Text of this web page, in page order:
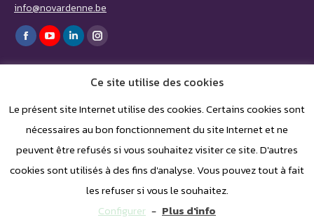
info@novardenne.be
Trouvez nous sur :
Facebook
page
in
new
window
YouTube
page
in
new
window
LinkedIn
page
opens
in
new
window
Instagram
page
opens
in
new
window
Ce site utilise des cookies
Le présent site Internet utilise des cookies. Certains cookies sont
nécessaires au bon fonctionnement du site Internet et ne
peuvent être refusés si vous souhaitez visiter ce site. D'autres
cookies sont utilisés à des fins d'analyse. Vous pouvez tout à fait
les refuser si vous le souhaitez.
Configurer - Plus d'info